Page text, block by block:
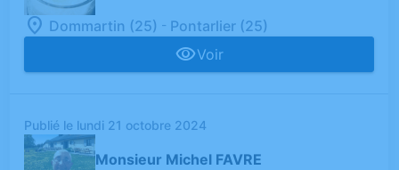
Dommartin (25) - Pontarlier (25)
Voir
Publié le lundi 21 octobre 2024
Monsieur Michel FAVRE